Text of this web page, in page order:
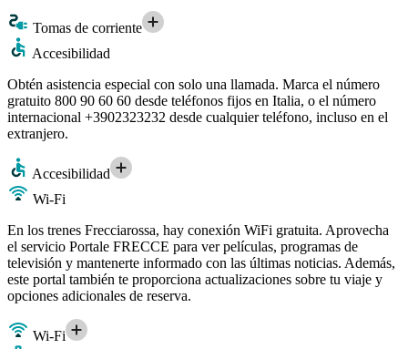
Tomas de corriente
Accesibilidad
Obtén asistencia especial con solo una llamada. Marca el número
gratuito 800 90 60 60 desde teléfonos fijos en Italia, o el número
internacional +3902323232 desde cualquier teléfono, incluso en el
extranjero.
Accesibilidad
Wi-Fi
En los trenes Frecciarossa, hay conexión WiFi gratuita. Aprovecha
el servicio Portale FRECCE para ver películas, programas de
televisión y mantenerte informado con las últimas noticias. Además,
este portal también te proporciona actualizaciones sobre tu viaje y
opciones adicionales de reserva.
Wi-Fi